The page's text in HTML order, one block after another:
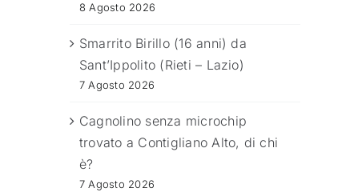
8 Agosto 2026
Smarrito Birillo (16 anni) da
Sant’Ippolito (Rieti – Lazio)
7 Agosto 2026
Cagnolino senza microchip
trovato a Contigliano Alto, di chi
è?
7 Agosto 2026